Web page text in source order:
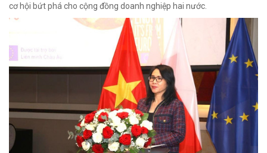
cơ hội bứt phá cho cộng đồng doanh nghiệp hai nước.